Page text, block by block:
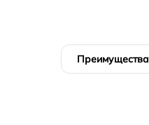
Преимущества